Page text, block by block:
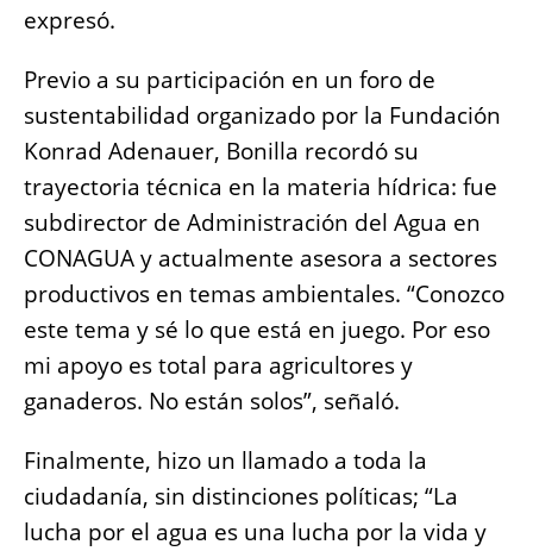
expresó.
Previo a su participación en un foro de
sustentabilidad organizado por la Fundación
Konrad Adenauer, Bonilla recordó su
trayectoria técnica en la materia hídrica: fue
subdirector de Administración del Agua en
CONAGUA y actualmente asesora a sectores
productivos en temas ambientales. “Conozco
este tema y sé lo que está en juego. Por eso
mi apoyo es total para agricultores y
ganaderos. No están solos”, señaló.
Finalmente, hizo un llamado a toda la
ciudadanía, sin distinciones políticas; “La
lucha por el agua es una lucha por la vida y